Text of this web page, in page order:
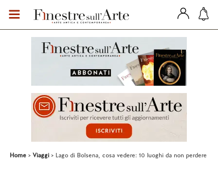
Home Viaggi Lago di Bolsena, cosa vedere: 10 luoghi da non perdere